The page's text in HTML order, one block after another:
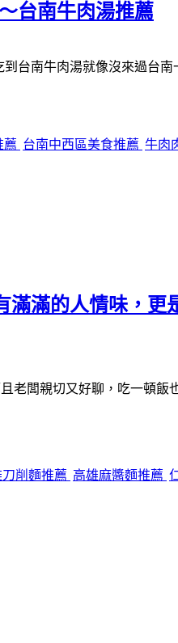
台南牛肉湯推薦
台南牛肉湯就像沒來過台南
薦 台南中西區美食推薦 牛肉
滿的人情味，更
老闆親切又好聊，吃一頓飯
刀削麵推薦 高雄麻醬麵推薦